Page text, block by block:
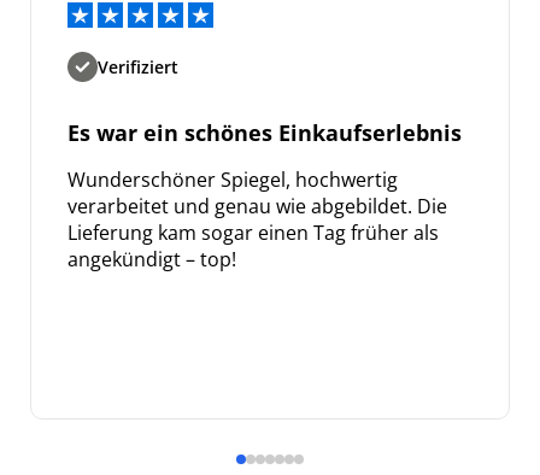
Verifiziert
Es war ein schönes Einkaufserlebnis
Wunderschöner Spiegel, hochwertig
verarbeitet und genau wie abgebildet. Die
Lieferung kam sogar einen Tag früher als
angekündigt – top!